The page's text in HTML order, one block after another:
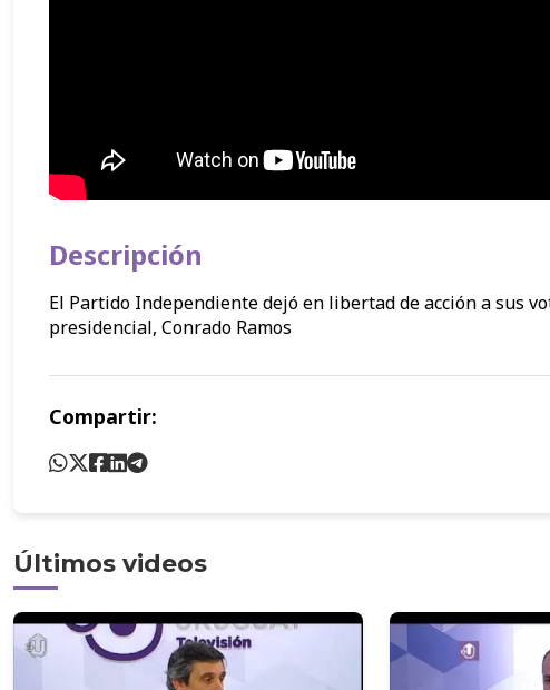
Descripción
El Partido Independiente dejó en libertad de acción a sus
presidencial, Conrado Ramos
Compartir:
Últimos videos